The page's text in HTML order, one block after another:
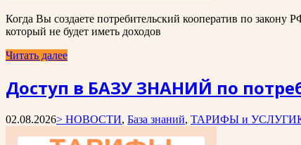
Когда Вы создаете потребительский кооператив по
который не будет иметь доходов
Читать далее
Доступ в БАЗУ ЗНАНИЙ по
02.08.2026> НОВОСТИ, База знаний, ТАРИФЫ и УСЛУГИ